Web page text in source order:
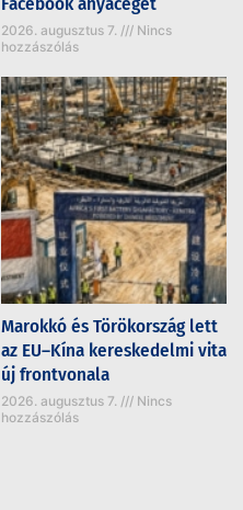
2026. augusztus 7.
Nincs
hozzászólás
Marokkó és Törökország lett
az EU–Kína kereskedelmi vita
új frontvonala
2026. augusztus 7.
Nincs
hozzászólás